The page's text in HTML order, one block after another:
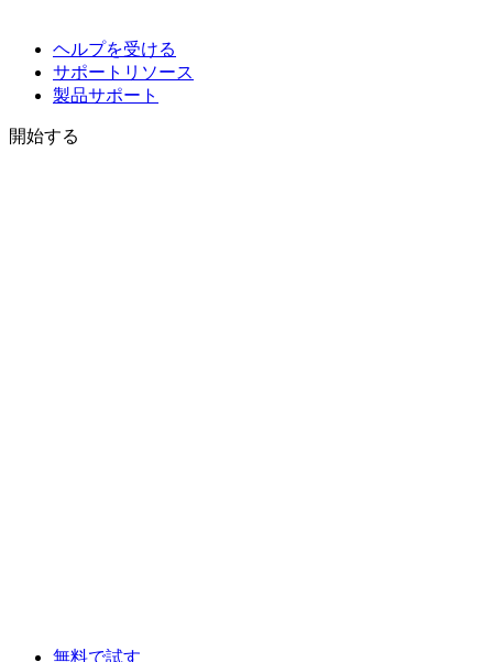
ヘルプを受ける
サポートリソース
製品サポート
開始する
無料で試す